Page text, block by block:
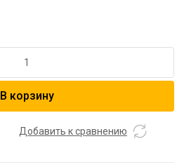
В корзину
Добавить к сравнению